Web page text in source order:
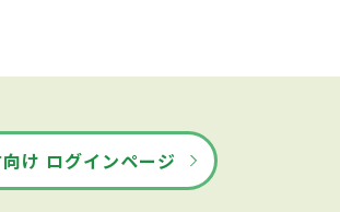
け ログインページ